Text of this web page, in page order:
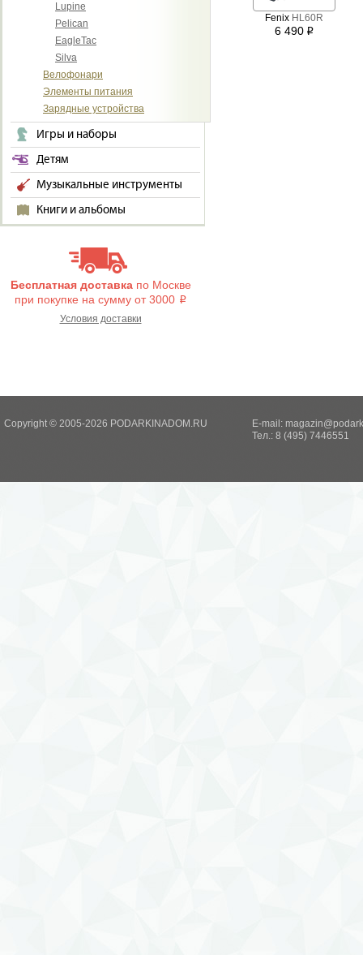
Lupine
Pelican
EagleTac
Silva
Велофонари
Элементы питания
Зарядные устройства
Игры и наборы
Детям
Музыкальные инструменты
Книги и альбомы
Бесплатная доставкапо Москве
при покупке на сумму от 3000 i
Условия доставки
Fenix HL60R
6 490 i
Copyright © 2005-2026 PODARKINADOM.RU E-mail:
Тел.: 8 (495) 7446551